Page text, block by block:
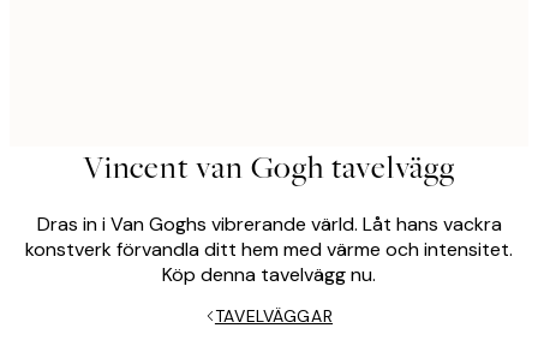
Vincent van Gogh tavelvägg
Dras in i Van Goghs vibrerande värld. Låt hans vackra
konstverk förvandla ditt hem med värme och intensitet.
Köp denna tavelvägg nu.
TAVELVÄGGAR